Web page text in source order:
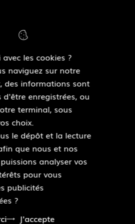
les cookies ?
naviguez sur notre
des informations sont
d'être enregistrées, ou
terminal, sous
choix.
le dépôt et la lecture
que nous et nos
analyser vos
pour vous
publicités
?
J'accepte
conforme